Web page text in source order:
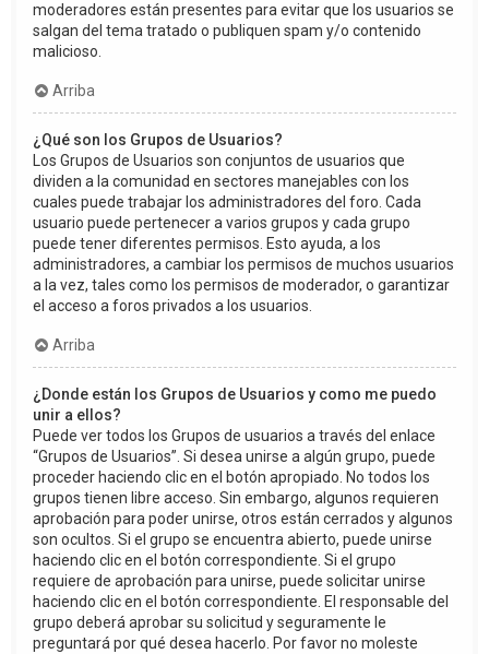
moderadores están presentes para evitar que los usuarios se
salgan del tema tratado o publiquen spam y/o contenido
malicioso.
Arriba
¿Qué son los Grupos de Usuarios?
Los Grupos de Usuarios son conjuntos de usuarios que
dividen a la comunidad en sectores manejables con los
cuales puede trabajar los administradores del foro. Cada
usuario puede pertenecer a varios grupos y cada grupo
puede tener diferentes permisos. Esto ayuda, a los
administradores, a cambiar los permisos de muchos usuarios
a la vez, tales como los permisos de moderador, o garantizar
el acceso a foros privados a los usuarios.
Arriba
¿Donde están los Grupos de Usuarios y como me puedo
unir a ellos?
Puede ver todos los Grupos de usuarios a través del enlace
“Grupos de Usuarios”. Si desea unirse a algún grupo, puede
proceder haciendo clic en el botón apropiado. No todos los
grupos tienen libre acceso. Sin embargo, algunos requieren
aprobación para poder unirse, otros están cerrados y algunos
son ocultos. Si el grupo se encuentra abierto, puede unirse
haciendo clic en el botón correspondiente. Si el grupo
requiere de aprobación para unirse, puede solicitar unirse
haciendo clic en el botón correspondiente. El responsable del
grupo deberá aprobar su solicitud y seguramente le
preguntará por qué desea hacerlo. Por favor no moleste